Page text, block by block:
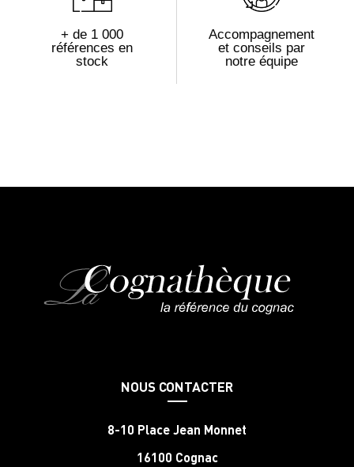
+ de 1 000
références en
stock
Accompagnement
et conseils par
notre équipe
NOUS CONTACTER
8-10 Place Jean Monnet
16100 Cognac